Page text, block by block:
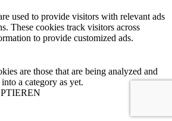
used to provide visitors with relevant ads
These cookies track visitors across
to provide customized ads.
are those that are being analyzed and
a category as yet.